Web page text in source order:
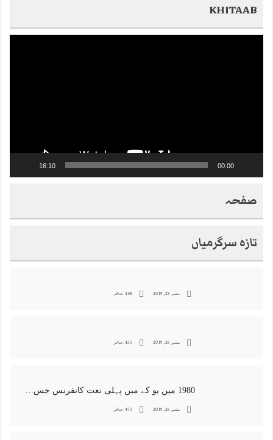
KHITAAB
00:00
16:10
صفحہ
تازہ سرگرمیاں
ستمبر 29, 2019 458 مناظر
ستمبر 26, 2019 435 مناظر
ستمبر 26, 2019 475 مناظر